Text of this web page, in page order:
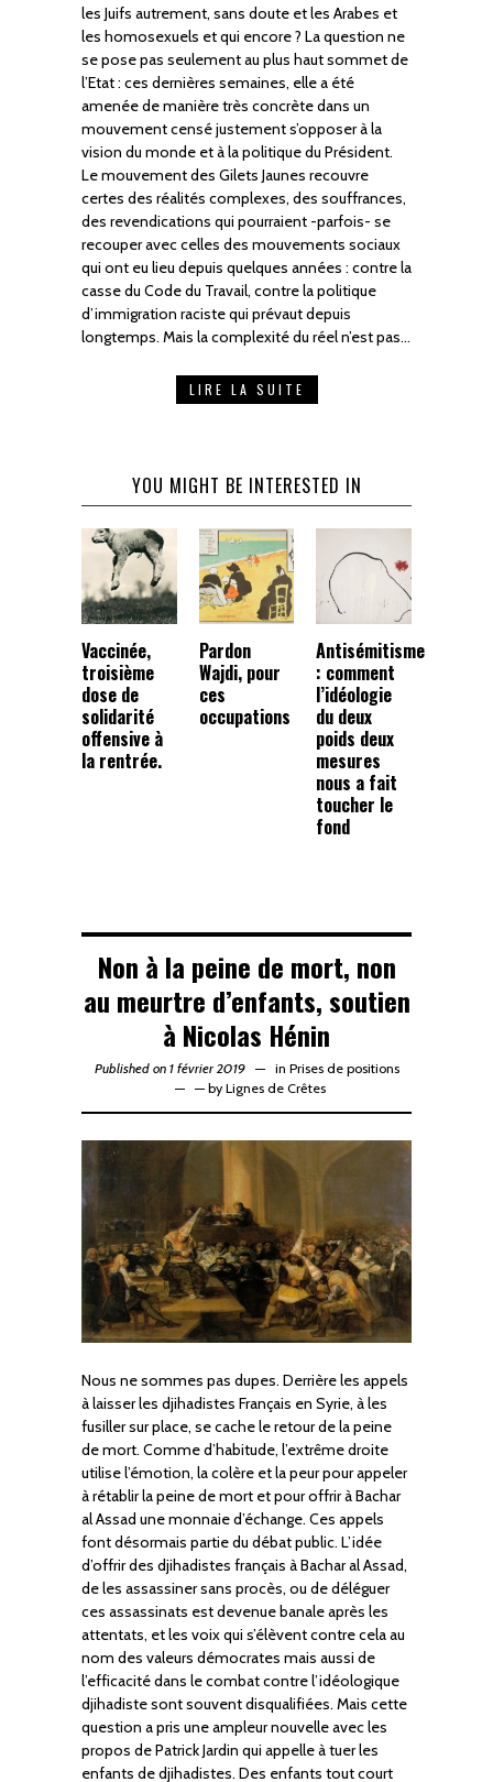
les Juifs autrement, sans doute et les Arabes et
les homosexuels et qui encore ? La question ne
se pose pas seulement au plus haut sommet de
l’Etat : ces dernières semaines, elle a été
amenée de manière très concrète dans un
mouvement censé justement s’opposer à la
vision du monde et à la politique du Président.
Le mouvement des Gilets Jaunes recouvre
certes des réalités complexes, des souffrances,
des revendications qui pourraient -parfois- se
recouper avec celles des mouvements sociaux
qui ont eu lieu depuis quelques années : contre la
casse du Code du Travail, contre la politique
d’immigration raciste qui prévaut depuis
longtemps. Mais la complexité du réel n’est pas…
LIRE LA SUITE
YOU MIGHT BE INTERESTED IN
Vaccinée,
troisième
dose de
solidarité
offensive à
la rentrée.
Pardon
Wajdi, pour
ces
occupations
Antisémitisme
: comment
l’idéologie
du deux
poids deux
mesures
nous a fait
toucher le
fond
Non à la peine de mort, non
au meurtre d’enfants, soutien
à Nicolas Hénin
Published on 1 février 2019 in Prises de positions
—by Lignes de Crêtes
Nous ne sommes pas dupes. Derrière les appels
à laisser les djihadistes Français en Syrie, à les
fusiller sur place, se cache le retour de la peine
de mort. Comme d’habitude, l’extrême droite
utilise l’émotion, la colère et la peur pour appeler
à rétablir la peine de mort et pour offrir à Bachar
al Assad une monnaie d’échange. Ces appels
font désormais partie du débat public. L’idée
d’offrir des djihadistes français à Bachar al Assad,
de les assassiner sans procès, ou de déléguer
ces assassinats est devenue banale après les
attentats, et les voix qui s’élèvent contre cela au
nom des valeurs démocrates mais aussi de
l’efficacité dans le combat contre l’idéologique
djihadiste sont souvent disqualifiées. Mais cette
question a pris une ampleur nouvelle avec les
propos de Patrick Jardin qui appelle à tuer les
enfants de djihadistes. Des enfants tout court